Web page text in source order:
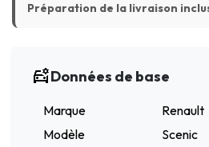
Préparation de la livraison
Données de base
Marque
Renault
Modèle
Scenic